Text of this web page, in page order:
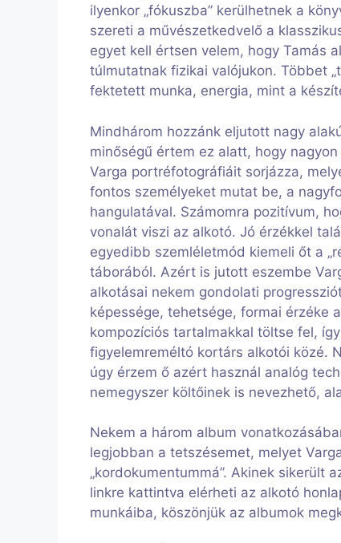
ilyenkor „fókuszba” kerülhetnek a
szereti a művészetkedvelő a
egyet kell értsen velem, hogy Tamás
túlmutatnak fizikai valójukon. Többet
fektetett munka, energia, mint a
Mindhárom hozzánk eljutott nagy
minőségű értem ez alatt, hogy
Varga portréfotográfiáit sorjázza,
fontos személyeket mutat be, a
hangulatával. Számomra pozitívum,
vonalát viszi az alkotó. Jó érzékkel
egyedibb szemléletmód kiemeli őt a
táborából. Azért is jutott eszembe
alkotásai nekem gondolati
képessége, tehetsége, formai érzéke
kompozíciós tartalmakkal töltse fel,
figyelemreméltó kortárs alkotói közé.
úgy érzem ő azért használ analóg
nemegyszer költőinek is nevezhető,
Nekem a három album
legjobban a tetszésemet, melyet
„kordokumentummá”. Akinek sikerült
linkre kattintva elérheti az alkotó
munkáiba, köszönjük az albumok